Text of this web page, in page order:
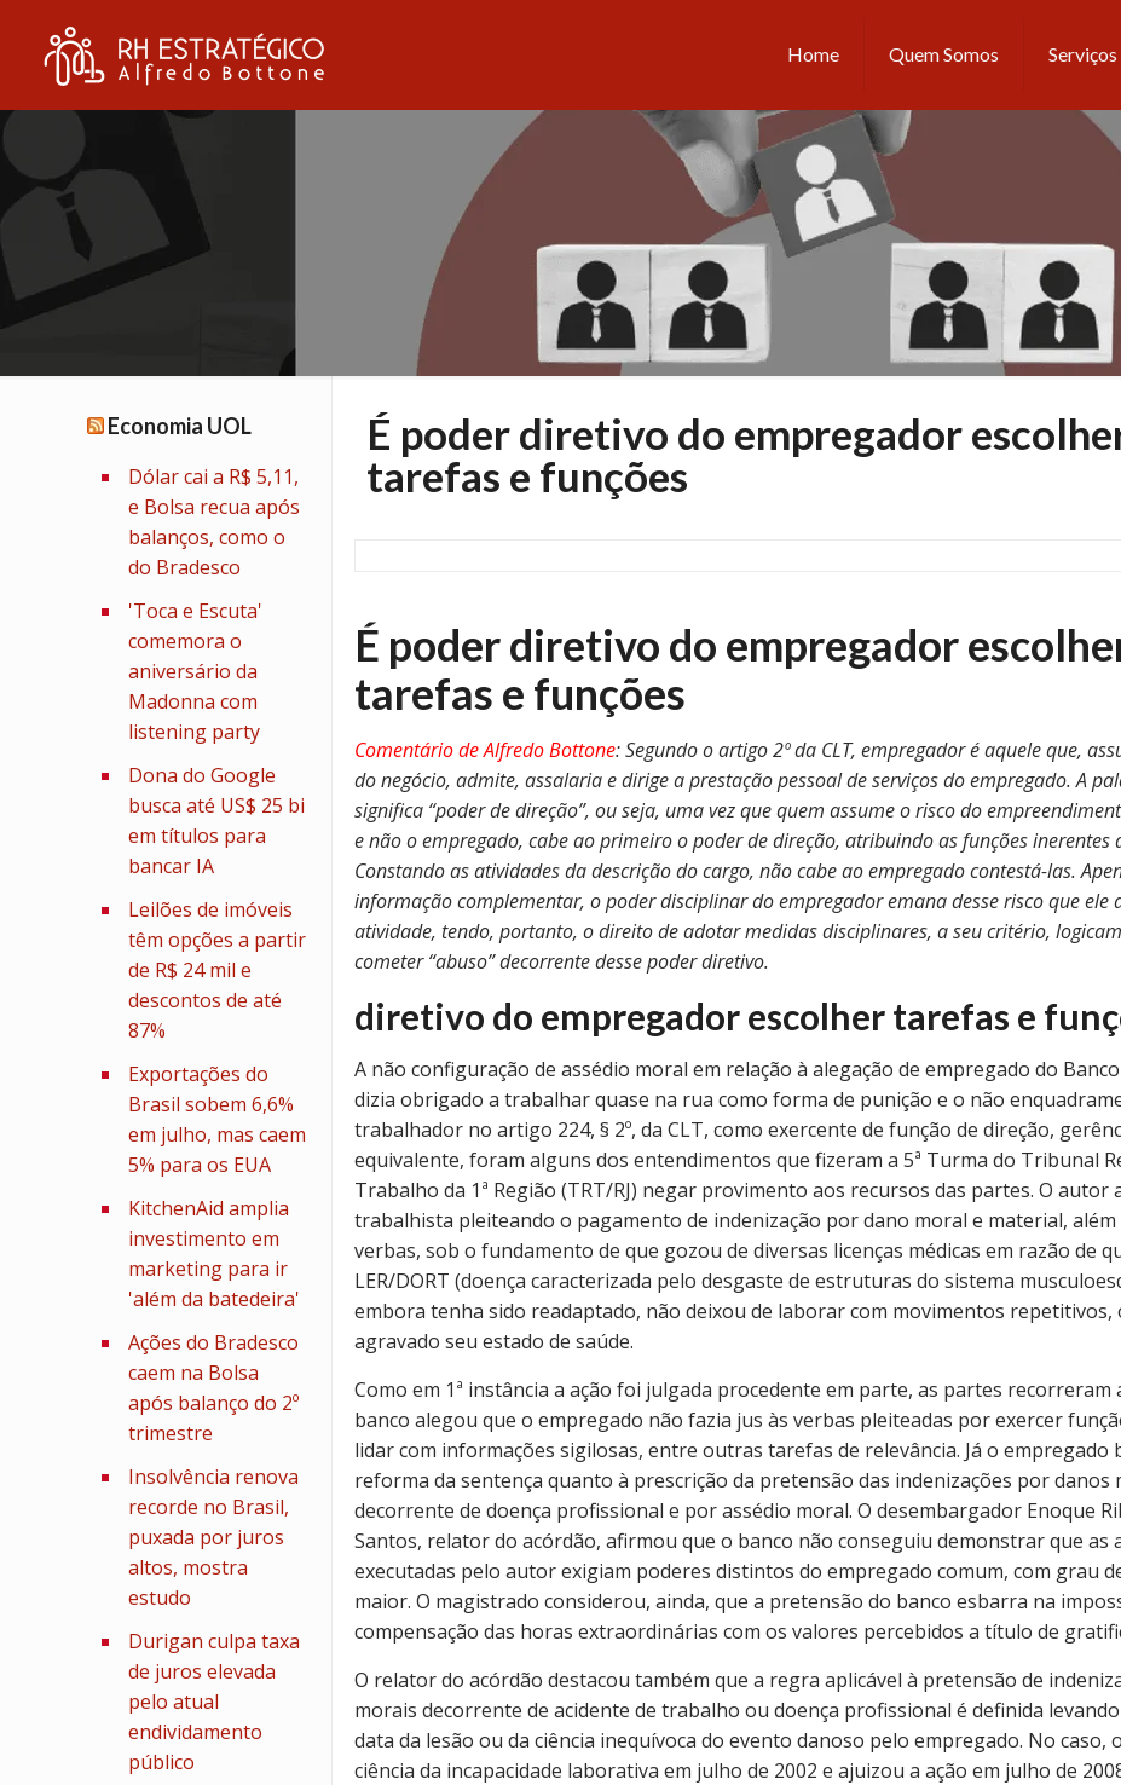
Home Quem Somos Serviços
É poder diretivo do empregador
tarefas e funções
É poder diretivo do empregador
tarefas e funções
Comentário de Alfredo Bottone: Segundo o artigo 2º da CLT, empregador é aquele que,
do negócio, admite, assalaria e dirige a prestação pessoal de serviços do empregado. A
significa “poder de direção”, ou seja, uma vez que quem assume o risco do
e não o empregado, cabe ao primeiro o poder de direção, atribuindo as funções inerentes
Constando as atividades da descrição do cargo, não cabe ao empregado contestá-las.
informação complementar, o poder disciplinar do empregador emana desse risco que ele
atividade, tendo, portanto, o direito de adotar medidas disciplinares, a seu critério,
cometer “abuso” decorrente desse poder diretivo.
diretivo do empregador escolher tarefas e
A não configuração de assédio moral em relação à alegação de empregado do Banco
dizia obrigado a trabalhar quase na rua como forma de punição e o não
trabalhador no artigo 224, § 2º, da CLT, como exercente de função de direção,
equivalente, foram alguns dos entendimentos que fizeram a 5ª Turma do Tribunal
Trabalho da 1ª Região (TRT/RJ) negar provimento aos recursos das partes. O autor
trabalhista pleiteando o pagamento de indenização por dano moral e material,
verbas, sob o fundamento de que gozou de diversas licenças médicas em razão de
LER/DORT (doença caracterizada pelo desgaste de estruturas do sistema
embora tenha sido readaptado, não deixou de laborar com movimentos repetitivos,
agravado seu estado de saúde.
Como em 1ª instância a ação foi julgada procedente em parte, as partes recorreram
banco alegou que o empregado não fazia jus às verbas pleiteadas por exercer
lidar com informações sigilosas, entre outras tarefas de relevância. Já o empregado
reforma da sentença quanto à prescrição da pretensão das indenizações por danos
decorrente de doença profissional e por assédio moral. O desembargador Enoque
Santos, relator do acórdão, afirmou que o banco não conseguiu demonstrar que as
executadas pelo autor exigiam poderes distintos do empregado comum, com grau
maior. O magistrado considerou, ainda, que a pretensão do banco esbarra na
compensação das horas extraordinárias com os valores percebidos a título de
O relator do acórdão destacou também que a regra aplicável à pretensão de
morais decorrente de acidente de trabalho ou doença profissional é definida
data da lesão ou da ciência inequívoca do evento danoso pelo empregado. No caso,
ciência da incapacidade laborativa em julho de 2002 e ajuizou a ação em julho de
Economia UOL
Dólar cai a R$ 5,11,
e Bolsa recua após
balanços, como o
do Bradesco
'Toca e Escuta'
comemora o
aniversário da
Madonna com
listening party
Dona do Google
busca até US$ 25 bi
em títulos para
bancar IA
Leilões de imóveis
têm opções a partir
de R$ 24 mil e
descontos de até
87%
Exportações do
Brasil sobem 6,6%
em julho, mas caem
5% para os EUA
KitchenAid amplia
investimento em
marketing para ir
'além da batedeira'
Ações do Bradesco
caem na Bolsa
após balanço do 2º
trimestre
Insolvência renova
recorde no Brasil,
puxada por juros
altos, mostra
estudo
Durigan culpa taxa
de juros elevada
pelo atual
endividamento
público